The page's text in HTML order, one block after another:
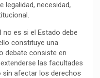
legalidad, necesidad,
es si el Estado debe
constituye una
debate consiste en
las facultades
sin afectar los derechos